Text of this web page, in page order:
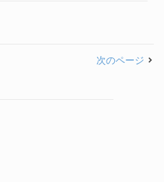
次のページ